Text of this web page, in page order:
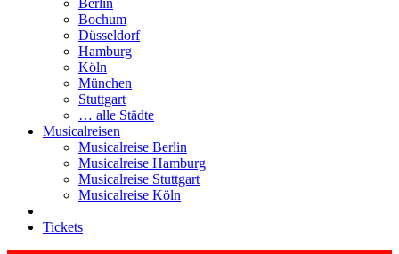
Berlin
Bochum
Düsseldorf
Hamburg
Köln
München
Stuttgart
… alle Städte
Musicalreisen
Musicalreise Berlin
Musicalreise Hamburg
Musicalreise Stuttgart
Musicalreise Köln
Tickets